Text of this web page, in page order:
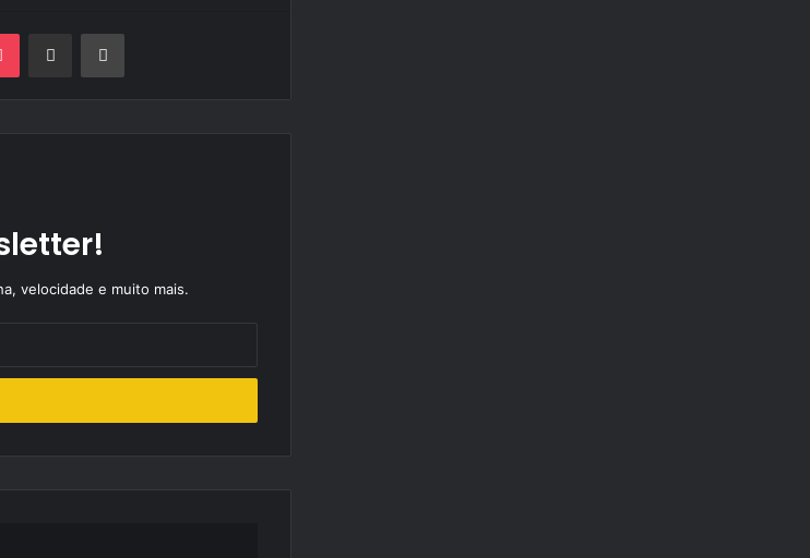
Pocket Partilhar Via Email Imprimir
velocidade e muito mais.